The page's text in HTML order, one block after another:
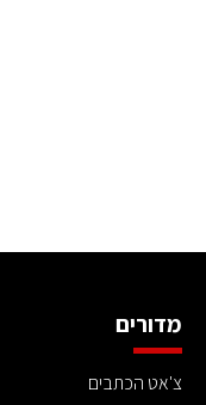
מדורים
צ'אט הכתבים